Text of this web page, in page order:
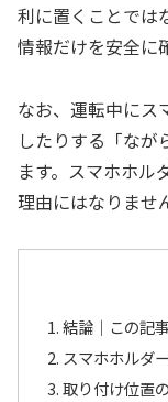
利に置くことでは
情報だけを安全に
なお、運転中にス
したりする「なが
ます。スマホホル
理由にはなりませ
結論｜この記
スマホホルダ
取り付け位置